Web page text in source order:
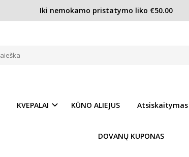
Iki nemokamo pristatymo liko €50.00
KVEPALAI KŪNO ALIEJUS Atsiskaitymas
DOVANŲ KUPONAS